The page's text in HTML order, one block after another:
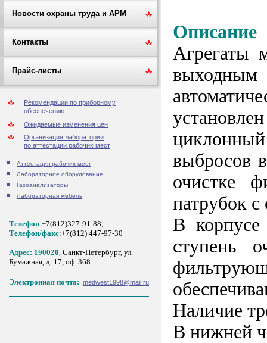
Новости охраны труда и АРМ
Контакты
Прайс-листы
Рекомендации по приборному
обеспечению
Ожидаемые изменения цен
Организация лаборатории
по аттестации рабочих мест
Аттестация рабочих мест
Лабораторное оборудование
Газоанализаторы
Лабораторная мебель
Телефон:+7(812)327-91-88,
Tелефон/факс:+7(812) 447-97-30
Адрес: 190020, Санкт-Петербург, ул.
Бумажная, д. 17, оф. 368.
Электронная почта: medwest1998@mail.ru
Описание
Агрегаты
выбросов
очистке
патрубок
В
ступень
Наличие
В нижней